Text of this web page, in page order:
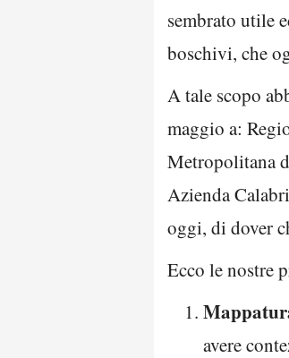
sembrato utile
boschivi, che
A tale scopo
maggio a:
Metropolitana
Azienda
oggi, di dover
Ecco le nostre
avere